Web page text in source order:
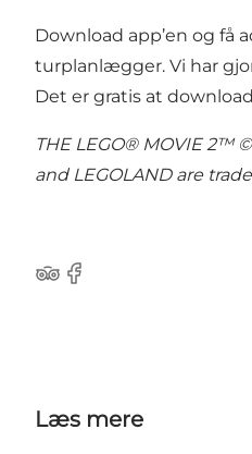
Download app’en og få
turplanlægger. Vi har
Det er gratis at
THE LEGO® MOVIE 2™
and LEGOLAND are
Tripadvisor
Facebook
Læs mere